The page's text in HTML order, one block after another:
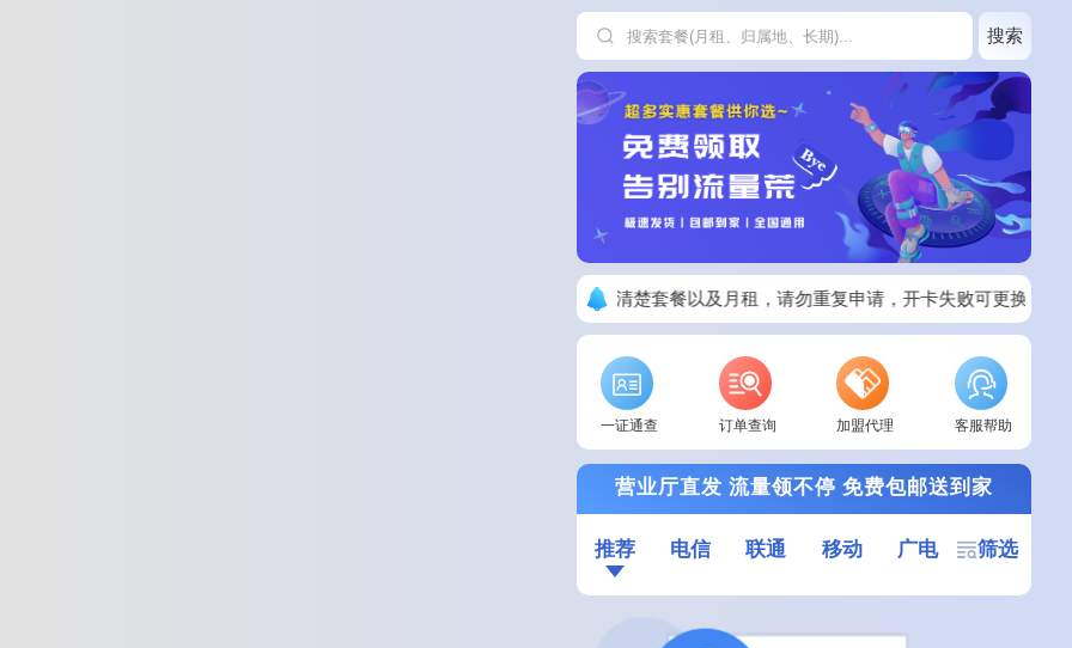
搜索
下单请看清楚套餐以及月租，请勿重复申请，开卡失败可更换其他
一证通查 订单查询 加盟代理 客服帮助
营业厅直发 流量领不停 免费包邮送到家
推荐 电信 联通 移动 广电 筛选